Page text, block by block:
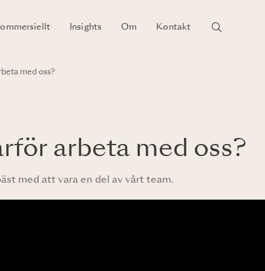
Insights Om Kontakt
med oss?
arbeta med oss?
med att vara en del av vårt team.